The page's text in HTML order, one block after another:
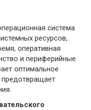
система
ресурсов,
оперативная
и периферийные
оптимальное
предотвращает